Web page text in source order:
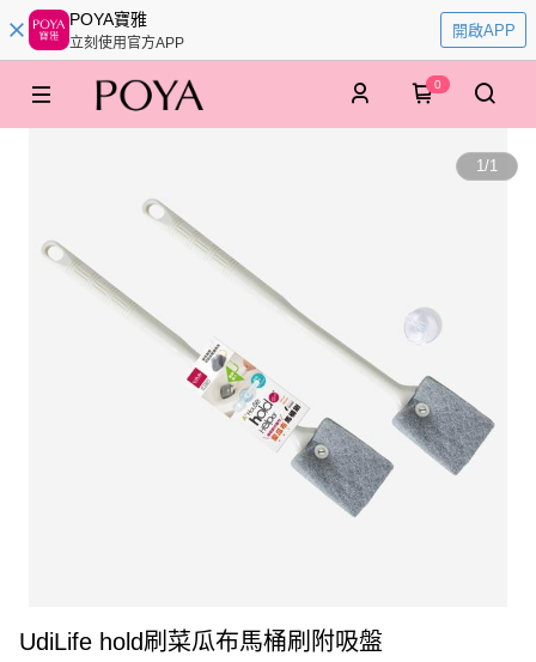
POYA寶雅
立刻使用官方APP
開啟APP
0
1/1
UdiLife hold刷菜瓜布馬桶刷附吸盤